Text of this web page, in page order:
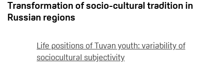
Transformation of socio-cultural tradition in
Russian regions
Life positions of Tuvan youth: variability of
sociocultural subjectivity